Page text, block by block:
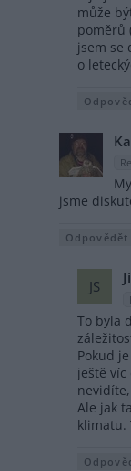
může
poměrů
jsem se
o
jsme
Odpovědět
JS
To byla
Pokud
ještě víc
Ale jak
klimatu.